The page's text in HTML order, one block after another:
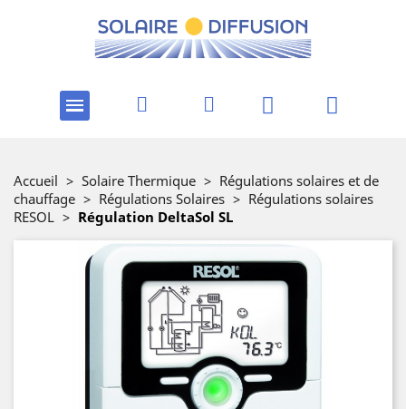
Accueil > Solaire Thermique > Régulations solaires et de
chauffage > Régulations Solaires > Régulations solaires
RESOL > Régulation DeltaSol SL